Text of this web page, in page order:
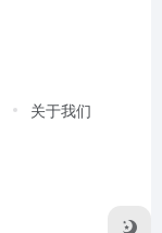
关于我们